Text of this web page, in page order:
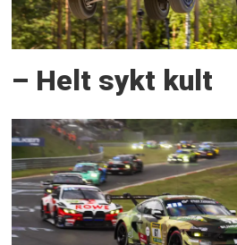
– Helt sykt kult